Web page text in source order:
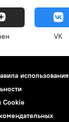
VK
использования
Cookie